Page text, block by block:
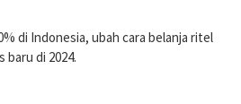
di Indonesia, ubah cara belanja ritel
baru di 2024.